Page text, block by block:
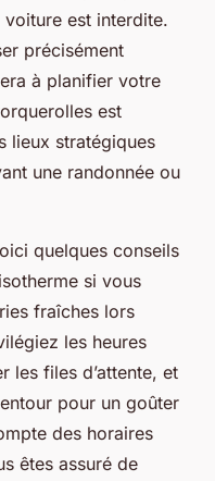
est interdite.
précisément
à planifier votre
est
lieux stratégiques
une randonnée ou
quelques conseils
si vous
fraîches lors
les heures
les files d’attente, et
pour un goûter
des horaires
êtes assuré de